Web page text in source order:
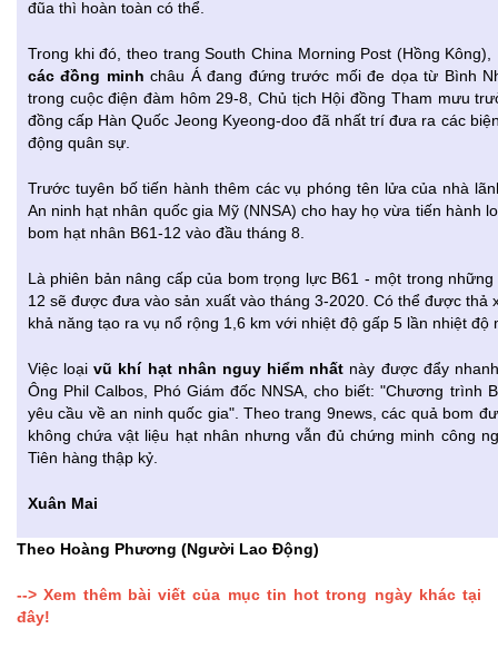
đũa thì hoàn toàn có thể.
Trong khi đó, theo trang South China Morning Post (Hồng
các đồng minhchâu Á đang đứng trước mối đe dọa từ Bình
trong cuộc điện đàm hôm 29-8, Chủ tịch Hội đồng Tham mưu
đồng cấp Hàn Quốc Jeong Kyeong-doo đã nhất trí đưa ra các
động quân sự.
Trước tuyên bố tiến hành thêm các vụ phóng tên lửa của nhà
An ninh hạt nhân quốc gia Mỹ (NNSA) cho hay họ vừa tiến hành
bom hạt nhân B61-12 vào đầu tháng 8.
Là phiên bản nâng cấp của bom trọng lực B61 - một trong
12 sẽ được đưa vào sản xuất vào tháng 3-2020. Có thể được
khả năng tạo ra vụ nổ rộng 1,6 km với nhiệt độ gấp 5 lần nhiệt
Việc loạivũ khí hạt nhân nguy hiểm nhất này được đẩy
Ông Phil Calbos, Phó Giám đốc NNSA, cho biết: "Chương trình
yêu cầu về an ninh quốc gia". Theo trang 9news, các quả bom
không chứa vật liệu hạt nhân nhưng vẫn đủ chứng minh công
Tiên hàng thập kỷ.
Xuân Mai
Theo Hoàng Phương (Người Lao Động)
--> Xem thêm bài viết của mục tin hot trong ngày khác tại
đây!